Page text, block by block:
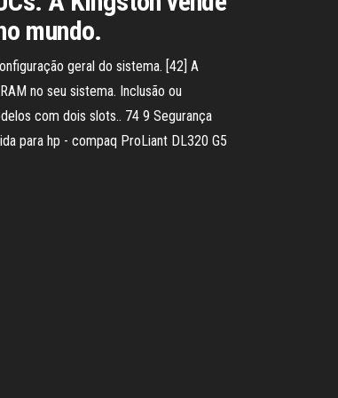
mundo.
geral do sistema. [42] A
no seu sistema. Inclusão ou
com dois slots.. 74 9 Segurança
para hp - compaq ProLiant DL320 G5